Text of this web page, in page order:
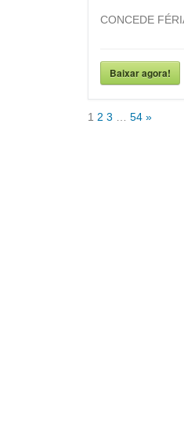
CONCEDE
Baixar agora!
1 2 3 54 »